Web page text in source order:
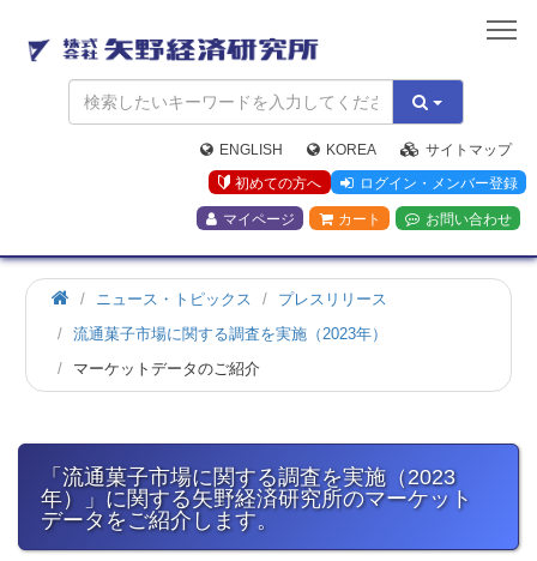
矢
野
経
済
研
究
所
ENGLISH KOREA
サイトマップ
初めての方へ
ログイン・メンバー登録
マイページ カート お問い合わせ
ホ
ー
ニュース・トピックス
プレスリリース
流通菓子市場に関する調査を実施（2023年）
マーケットデータのご紹介
「流通菓子市場に関する調査を実施（2023
年）」に関する矢野経済研究所のマーケット
データをご紹介します。